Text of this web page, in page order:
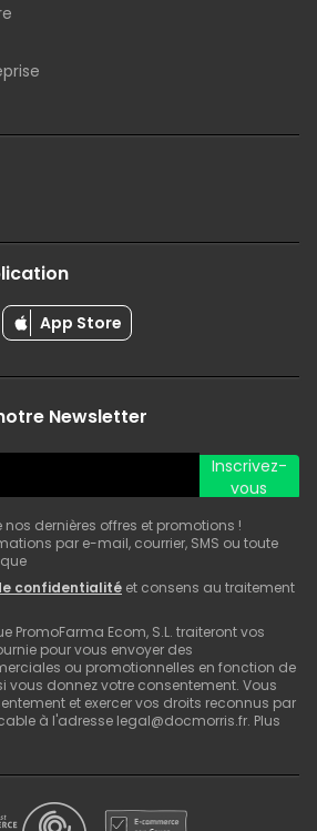
App Store
Newsletter
Inscrivez-
vous
dernières offres et promotions !
par e-mail, courrier, SMS ou toute
confidentialité et consens au traitement
PromoFarma Ecom, S.L. traiteront vos
pour vous envoyer des
ou promotionnelles en fonction de
vous donnez votre consentement. Vous
et exercer vos droits reconnus par
à l'adresse legal@docmorris.fr. Plus